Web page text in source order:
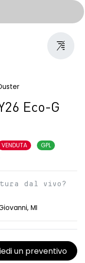
Eco-G
VENDUTA
GPL
dal vivo?
MI
un preventivo